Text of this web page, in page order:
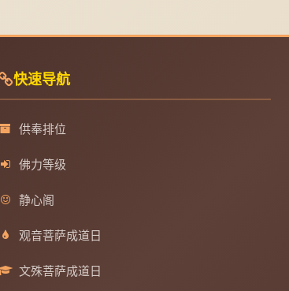
快速导航
供奉排位
佛力等级
静心阁
观音菩萨成道日
文殊菩萨成道日